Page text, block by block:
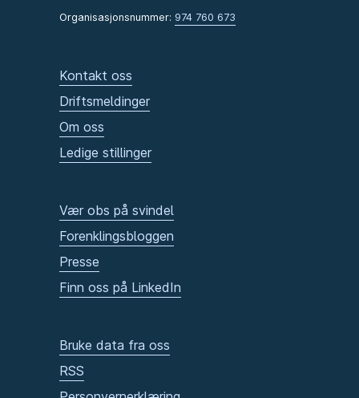
Organisasjonsnummer: 974 760 673
Kontakt oss
Driftsmeldinger
Om oss
Ledige stillinger
Vær obs på svindel
Forenklingsbloggen
Presse
Finn oss på LinkedIn
Bruke data fra oss
RSS